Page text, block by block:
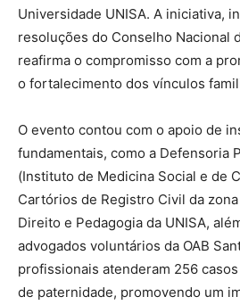
Universidade UNISA. A iniciativa,
resoluções do Conselho Nacional
reafirma o compromisso com a
o fortalecimento dos vínculos
O evento contou com o apoio de
fundamentais, como a Defensoria
(Instituto de Medicina Social e de
Cartórios de Registro Civil da
Direito e Pedagogia da UNISA,
advogados voluntários da OAB
profissionais atenderam 256
de paternidade, promovendo um